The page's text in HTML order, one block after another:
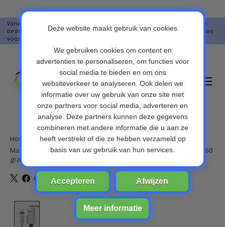
Vanwege vakantie worden er op moment geen pakketjes verstuurd. Alles
bestellingen vanaf 09-07-2026 word op 10-08-2026 verzonden. Onze excuses
voor het ongemak. Bedankt voor u begrip.
Verlanglijst
Home
Magnetische Oplaadkabel - Magneet met Micro-USB adapter - 360
graden – Laadkabel draaibaar
Product image slideshow Items